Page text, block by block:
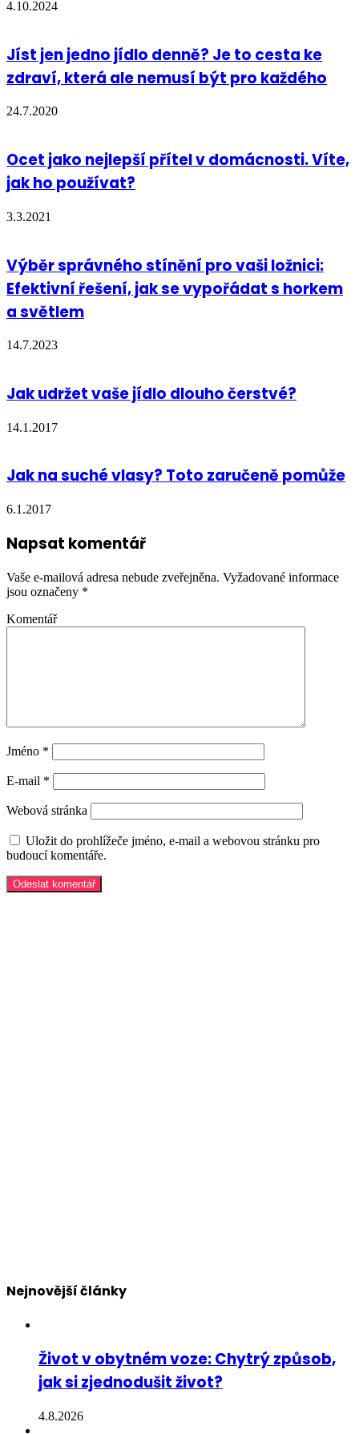
4.10.2024
Jíst jen jedno jídlo denně? Je to cesta ke
zdraví, která ale nemusí být pro každého
24.7.2020
Ocet jako nejlepší přítel v domácnosti. Víte,
jak ho používat?
3.3.2021
Výběr správného stínění pro vaši ložnici:
Efektivní řešení, jak se vypořádat s horkem
a světlem
14.7.2023
Jak udržet vaše jídlo dlouho čerstvé?
14.1.2017
Jak na suché vlasy? Toto zaručeně pomůže
6.1.2017
Napsat komentář
Vaše e-mailová adresa nebude zveřejněna. Vyžadované informace
jsou označeny *
Komentář
Jméno *
E-mail *
Webová stránka
Uložit do prohlížeče jméno, e-mail a webovou stránku pro
budoucí komentáře.
Nejnovější články
Život v obytném voze: Chytrý způsob,
jak si zjednodušit život?
4.8.2026